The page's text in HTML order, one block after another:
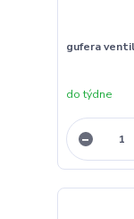
gufera
do týdne